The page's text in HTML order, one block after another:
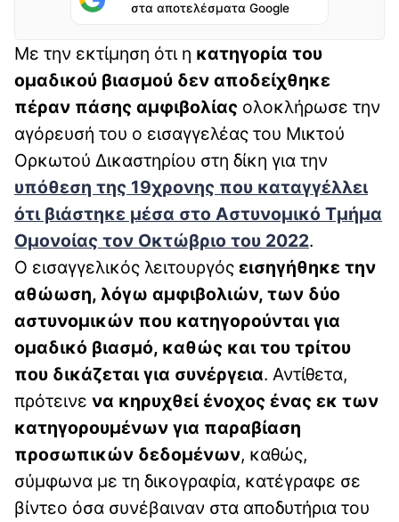
στα αποτελέσματα Google
Με την εκτίμηση ότι η κατηγορία του
ομαδικού βιασμού δεν αποδείχθηκε
πέραν πάσης αμφιβολίας ολοκλήρωσε την
αγόρευσή του ο εισαγγελέας του Μικτού
Ορκωτού Δικαστηρίου στη δίκη για την
υπόθεση της 19χρονης που καταγγέλλει
ότι βιάστηκε μέσα στο Αστυνομικό Τμήμα
Ομονοίας τον Οκτώβριο του 2022.
Ο εισαγγελικός λειτουργός εισηγήθηκε την
αθώωση, λόγω αμφιβολιών, των δύο
αστυνομικών που κατηγορούνται για
ομαδικό βιασμό, καθώς και του τρίτου
που δικάζεται για συνέργεια. Αντίθετα,
πρότεινε να κηρυχθεί ένοχος ένας εκ των
κατηγορουμένων για παραβίαση
προσωπικών δεδομένων, καθώς,
σύμφωνα με τη δικογραφία, κατέγραφε σε
βίντεο όσα συνέβαιναν στα αποδυτήρια του